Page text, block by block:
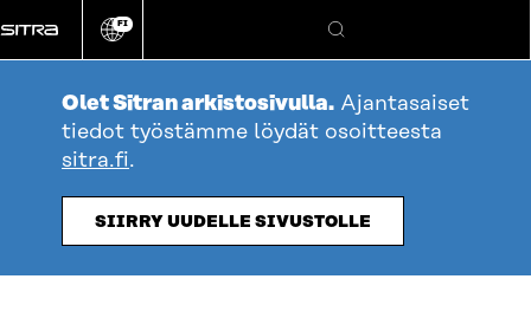
suoraan
sisältöön
Vaihda
kieli
FI
Hae
Olet Sitran arkistosivulla. Ajantasaiset
tiedot työstämme löydät osoitteesta
sitra.fi.
SIIRRY UUDELLE SIVUSTOLLE